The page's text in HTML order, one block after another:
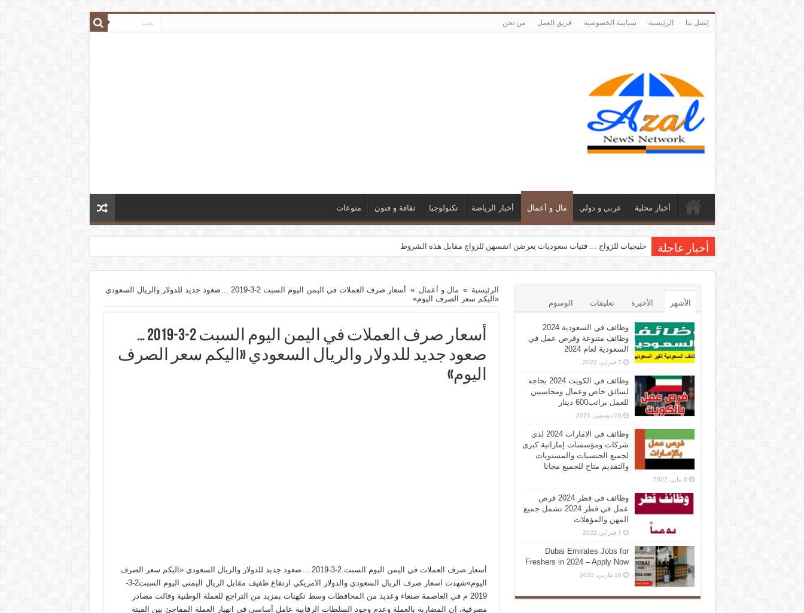
إتصل بنا الرئيسية سياسة الخصوصية فريق العمل من نحن
أخبار محلية عربي و دولي مال و أعمال أخبار الرياضة تكنولوجيا ثقافة و فنون منوعات
أخبار عاجلة خليجيات للزواج … فتيات سعوديات يعرضن انفسهن للزواج مقابل هذه الشروط
الرئيسية » مال و أعمال »
أسعار صرف العملات في اليمن اليوم السبت 2-3-2019 …صعود جديد للدولار والريال السعودي
«اليكم سعر الصرف اليوم»
أسعار صرف العملات في اليمن اليوم السبت 2-3-2019 …
صعود جديد للدولار والريال السعودي «اليكم سعر الصرف
اليوم»
أسعار صرف العملات في اليمن اليوم السبت 2-3-2019 …صعود جديد للدولار والريال السعودي «اليكم سعر الصرف
اليوم»شهدت اسعار صرف الريال السعودي والدولار الامريكي ارتفاع طفيف مقابل الريال اليمني اليوم السبت2-3-
2019 م في العاصمة صنعاء وعديد من المحافظات وسط تكهنات بمزيد من التراجع للعملة الوطنية وقالت مصادر
مصرفية، إن المضاربة بالعملة وعدم وجود السلطات الرقابية عامل أساسي في انهيار العملة المفاجئ بين الفينة
الأشهر الأخيرة تعليقات الوسوم
وظائف في السعودية 2024
وظائف متنوعة وفرص عمل في
السعودية لعام 2024
7 فبراير، 2022
وظائف في الكويت 2024 بحاجه
لسائق خاص وعمال ومحاسبين
للعمل براتب600 دينار
20 ديسمبر، 2021
وظائف في الامارات 2024 لدى
شركات ومؤسسات إماراتية كبرى
لجميع الجنسيات والمستويات
والتقديم متاح للجميع مجانا
6 يناير، 2022
وظائف في قطر 2024 فرص
عمل في قطر 2024 تشمل جميع
المهن والمؤهلات
7 فبراير، 2022
Dubai Emirates Jobs for
Freshers in 2024 – Apply Now
10 مارس، 2023